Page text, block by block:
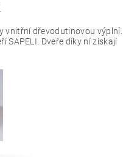
vnitřní dřevodutinovou výplní.
SAPELI. Dveře díky ní získají